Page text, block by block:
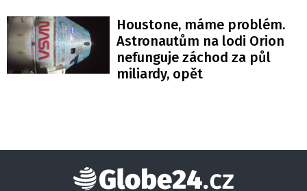
Houstone, máme problém.
Astronautům na lodi Orion
nefunguje záchod za půl
miliardy, opět
Globe24